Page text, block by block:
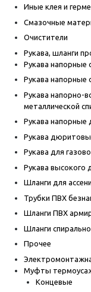
Иные клея и
Смазочные
Очистители
Рукава, шланги
Рукава напорные
Рукава напорные
Рукава напорно-
металлической
Рукава напорные
Рукава
Рукава для
Рукава высокого
Шланги для
Трубки ПВХ
Шланги ПВХ
Шланги
Прочее
Муфты
Концевые